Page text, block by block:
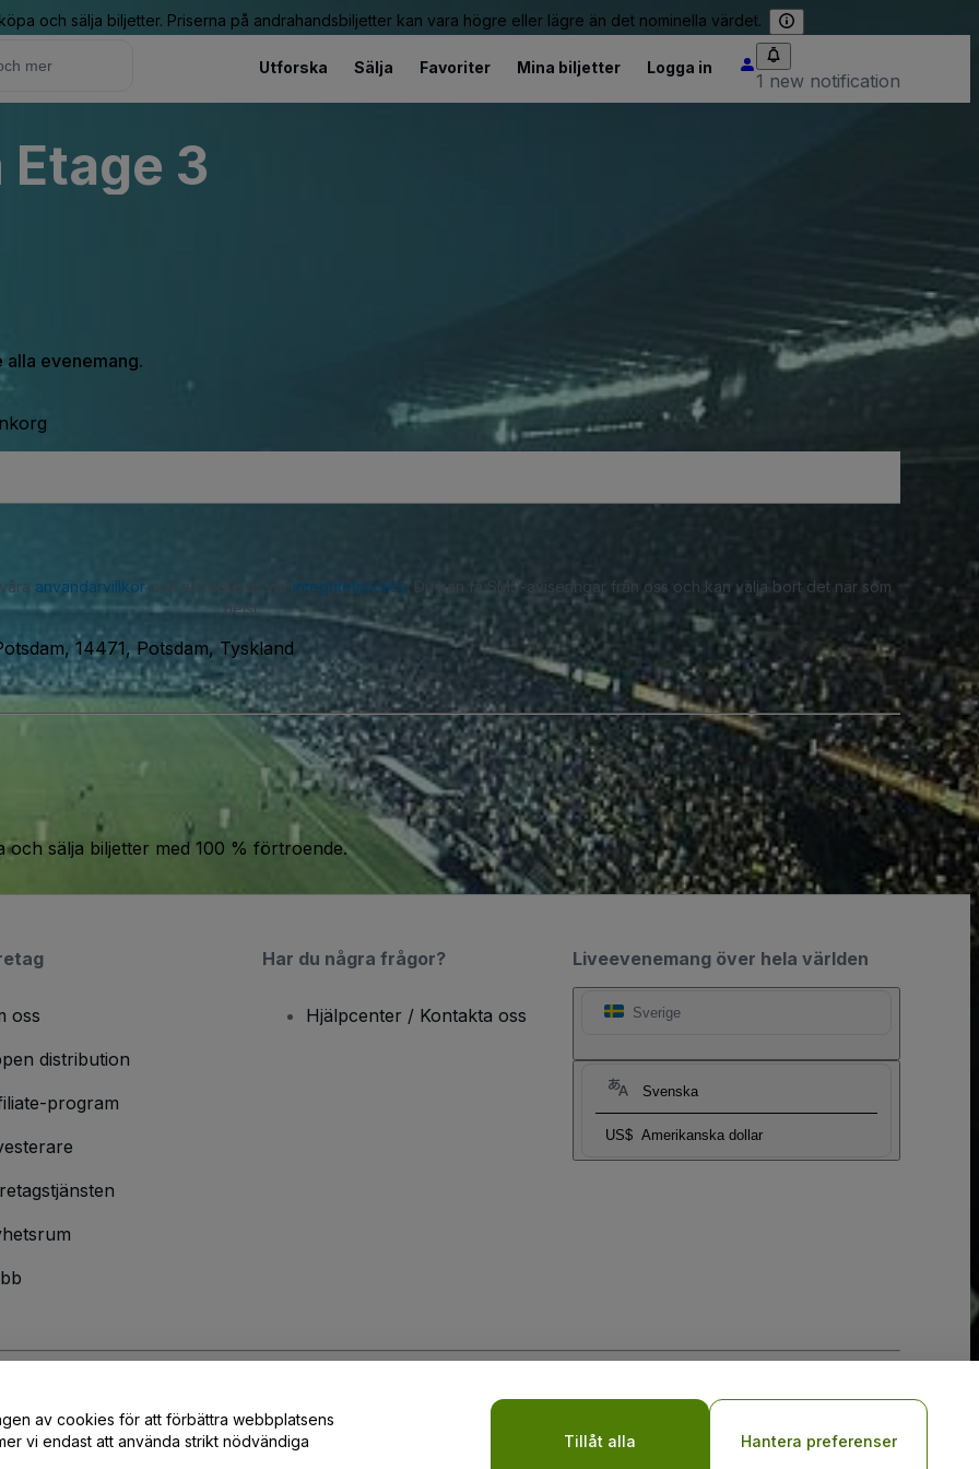
och sälja biljetter. Priserna på andrahandsbiljetter kan vara högre eller lägre än det nominella värdet.
Utforska Sälja Favoriter Mina biljetter Logga in
1 new notification
3
alla evenemang.
användarvillkoroch accepterar vår integritetspolicy. Du kan få SMS-aviseringar från oss och kan välja bort det när som
helst.
14471, Potsdam, Tyskland
sälja biljetter med 100 % förtroende.
Liveevenemang över hela världen
Sverige
Svenska
US$ Amerikanska dollar
oss
distribution
program
Har du några frågor?
Hjälpcenter / Kontakta oss
ochsekretesspolicyochcookiepolicyoch
av cookies för att förbättra webbplatsens
vi endast att använda strikt nödvändiga
Tillåt alla Hantera preferenser